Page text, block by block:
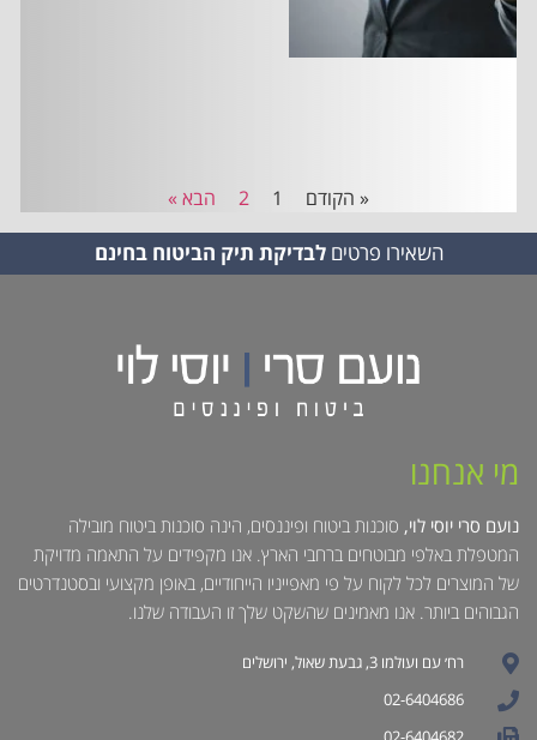
« הקודם 1
2 הבא »
השאירו פרטיםלבדיקת תיק הביטוח בחינם
מי אנחנו
נועם סרי יוסי לוי, סוכנות ביטוח ופיננסים, הינה סוכנות ביטוח מובילה
המטפלת באלפי מבוטחים ברחבי הארץ. אנו מקפידים על התאמה מדויקת
של המוצרים לכל לקוח על פי מאפייניו הייחודיים, באופן מקצועי ובסטנדרטים
הגבוהים ביותר. אנו מאמינים שהשקט שלך זו העבודה שלנו.
רח׳ עם ועולמו 3, גבעת שאול, ירושלים
02-6404686